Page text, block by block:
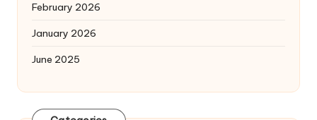
February 2026
January 2026
June 2025